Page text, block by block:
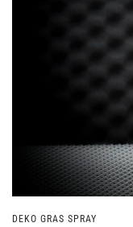
DEKO GRAS SPRAY